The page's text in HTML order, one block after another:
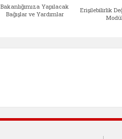
Bakanlığımıza Yapılacak
Bağışlar ve Yardımlar
Erişilebilirlik